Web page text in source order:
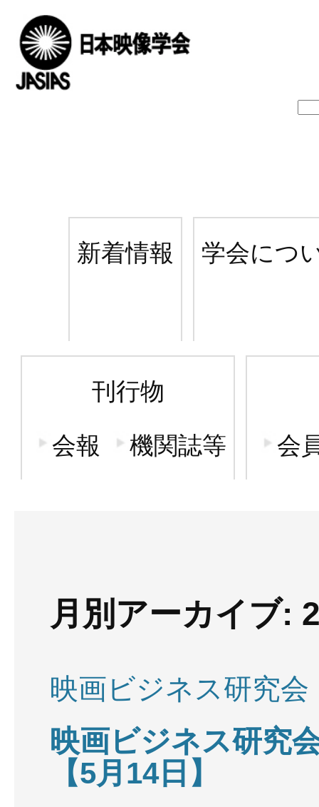
新着情報 学会につ
刊行物
会報
機関誌等 会
月別アーカイブ:
映画ビジネス研究会
映画ビジネス研究
【5月14日】